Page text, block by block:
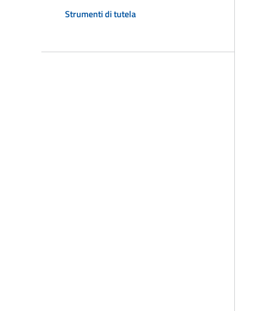
Strumenti di tutela